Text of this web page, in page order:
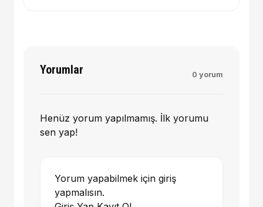
Yorumlar 0 yorum
Henüz yorum yapılmamış. İlk yorumu
sen yap!
Yorum yapabilmek için giriş
yapmalısın.